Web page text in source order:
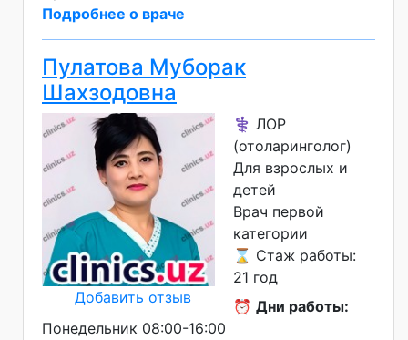
Подробнее о враче
Пулатова Муборак
Шахзодовна
Добавить отзыв
⚕️ ЛОР
(отоларинголог)
Для взрослых и
детей
Врач первой
категории
⌛ Стаж работы:
21 год
⏰ Дни работы:
Понедельник 08:00-16:00